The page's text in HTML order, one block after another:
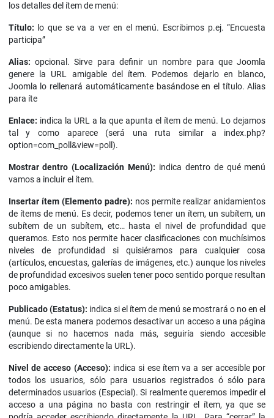
los detalles del ítem de menú:
Título: lo que se va a ver en el menú. Escribimos p.ej. “Encuesta
participa”
Alias: opcional. Sirve para definir un nombre para que Joomla
genere la URL amigable del ítem. Podemos dejarlo en blanco,
Joomla lo rellenará automáticamente basándose en el título. Alias
para íte
Enlace: indica la URL a la que apunta el ítem de menú. Lo dejamos
tal y como aparece (será una ruta similar a index.php?
option=com_poll&view=poll).
Mostrar dentro (Localización Menú): indica dentro de qué menú
vamos a incluir el ítem.
Insertar ítem (Elemento padre): nos permite realizar anidamientos
de ítems de menú. Es decir, podemos tener un ítem, un subítem, un
subítem de un subítem, etc… hasta el nivel de profundidad que
queramos. Esto nos permite hacer clasificaciones con muchísimos
niveles de profundidad si quisiéramos para cualquier cosa
(artículos, encuestas, galerías de imágenes, etc.) aunque los niveles
de profundidad excesivos suelen tener poco sentido porque resultan
poco amigables.
Publicado (Estatus): indica si el ítem de menú se mostrará o no en el
menú. De esta manera podemos desactivar un acceso a una página
(aunque si no hacemos nada más, seguiría siendo accesible
escribiendo directamente la URL).
Nivel de acceso (Acceso): indica si ese ítem va a ser accesible por
todos los usuarios, sólo para usuarios registrados ó sólo para
determinados usuarios (Especial). Si realmente queremos impedir el
acceso a una página no basta con restringir el ítem, ya que se